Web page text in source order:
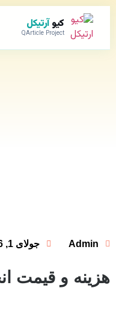
کیوآرتیکل
QArticle Project
Admin جولای 1, 2026
هزینه و قیمت